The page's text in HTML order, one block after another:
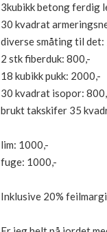
3kubikk betong ferdig
30 kvadrat
diverse småting til det:
2 stk fiberduk: 800,-
18 kubikk pukk: 2000,-
30 kvadrat isopor:
brukt takskifer 35
lim: 1000,-
fuge: 1000,-
Inklusive 20%